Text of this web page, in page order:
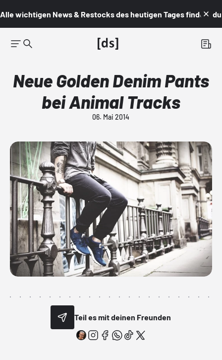
Alle wichtigen News & Restocks des heutigen Tages findest du
Neue Golden Denim Pants
bei Animal Tracks
06. Mai 2014
Teil es mit deinen Freunden